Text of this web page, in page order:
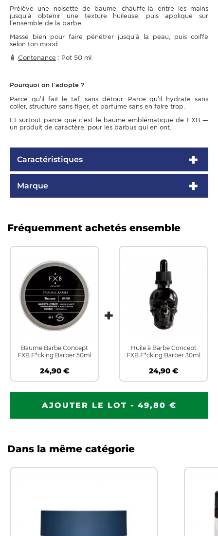
Prélève une noisette de baume, chauffe-la entre les mains
jusqu’à obtenir une texture huileuse, puis applique sur
l’ensemble de la barbe.
Masse bien pour faire pénétrer jusqu’à la peau, puis coiffe
selon ton mood.
🧴 Contenance : Pot 50 ml
Pourquoi on l’adopte ?
Parce qu’il fait le taf, sans détour. Parce qu’il hydrate sans
coller, structure sans figer, et parfume sans en faire trop.
Et surtout parce que c’est le baume emblématique de FXB —
un produit de caractère, pour les barbus qui en ont.
Caractéristiques
Marque
Fréquemment achetés ensemble
Baume Barbe Concept
FXB F*cking Barber 50ml
24,90 €
Huile à Barbe Concept
FXB F*cking Barber 30ml
24,90 €
AJOUTER LE LOT - 49,80 €
Dans la même catégorie